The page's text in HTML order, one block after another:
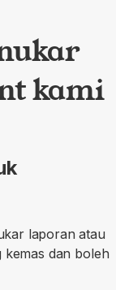
kami
laporan atau
kemas dan boleh